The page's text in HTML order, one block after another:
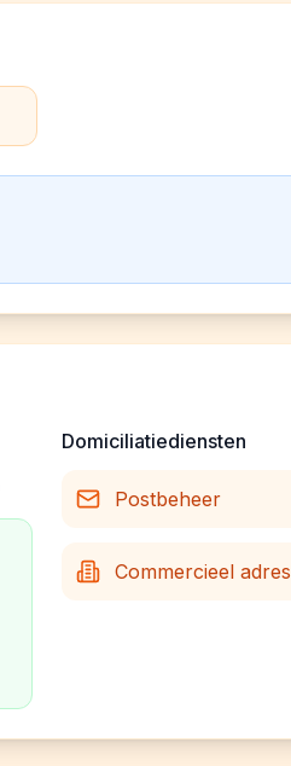
Domiciliatiediensten
Postbeheer
Commercieel adres